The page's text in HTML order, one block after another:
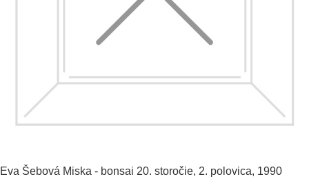
Eva Šebová Miska - bonsai 20. storočie, 2. polovica, 1990